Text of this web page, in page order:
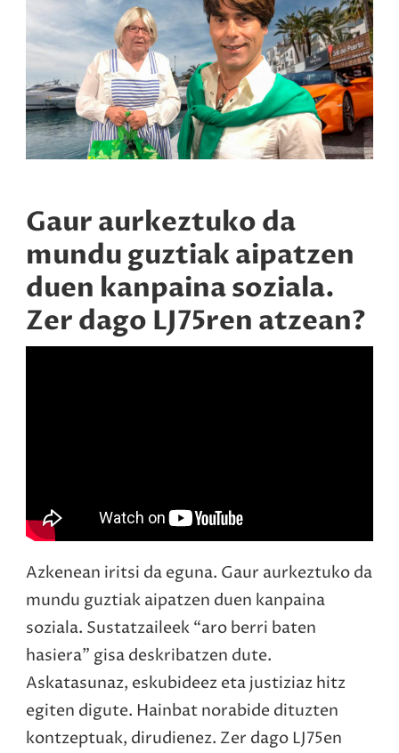
Gaur aurkeztuko da
mundu guztiak aipatzen
duen kanpaina soziala.
Zer dago LJ75ren atzean?
Azkenean iritsi da eguna. Gaur aurkeztuko da
mundu guztiak aipatzen duen kanpaina
soziala. Sustatzaileek “aro berri baten
hasiera” gisa deskribatzen dute.
Askatasunaz, eskubideez eta justiziaz hitz
egiten digute. Hainbat norabide dituzten
kontzeptuak, dirudienez. Zer dago LJ75en